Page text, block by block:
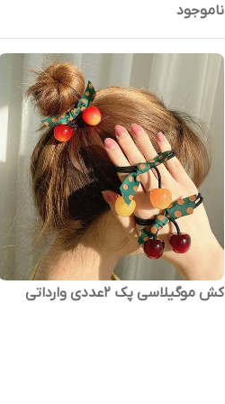
ناموجود
کش موگیلاسی پک 2عددی وارداتی